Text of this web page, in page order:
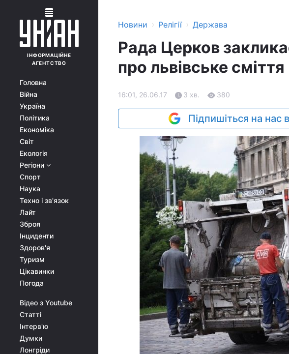
ІНФОРМАЦІЙНЕ
АГЕНТСТВО
Головна
Війна
Україна
Політика
Економіка
Світ
Екологія
Регіони
Спорт
Наука
Техно і зв'язок
Лайт
Зброя
Інциденти
Здоров'я
Туризм
Цікавинки
Погода
Відео з Youtube
Статті
Інтерв'ю
Думки
Лонгріди
Новини › Релігії › Держава
Рада Церков
про львівське сміття
16:01, 26.06.17 3 хв. 380
Підпишіться на нас